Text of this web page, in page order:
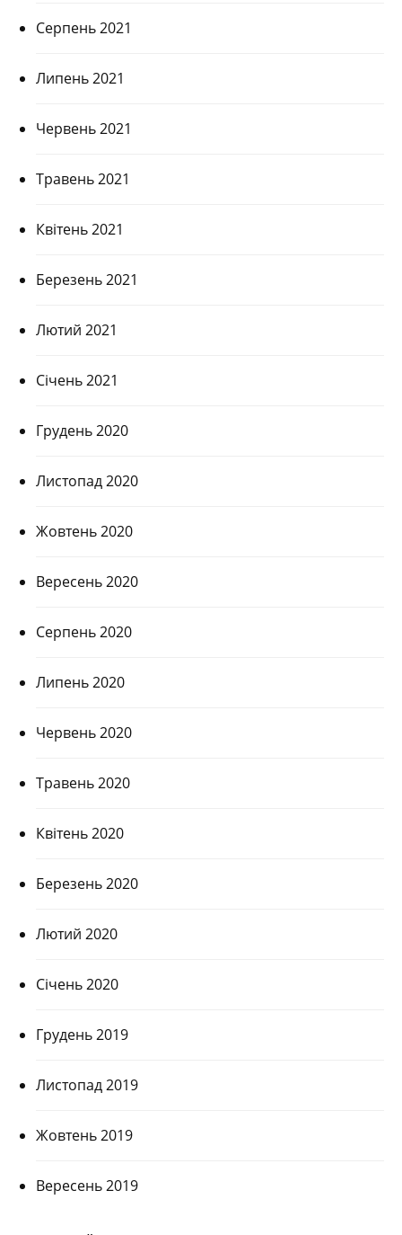
Серпень 2021
Липень 2021
Червень 2021
Травень 2021
Квітень 2021
Березень 2021
Лютий 2021
Січень 2021
Грудень 2020
Листопад 2020
Жовтень 2020
Вересень 2020
Серпень 2020
Липень 2020
Червень 2020
Травень 2020
Квітень 2020
Березень 2020
Лютий 2020
Січень 2020
Грудень 2019
Листопад 2019
Жовтень 2019
Вересень 2019